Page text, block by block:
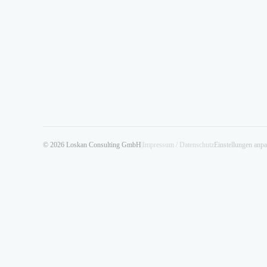
© 2026 Loskan Consulting GmbH Impressum / DatenschutzEinstellungen